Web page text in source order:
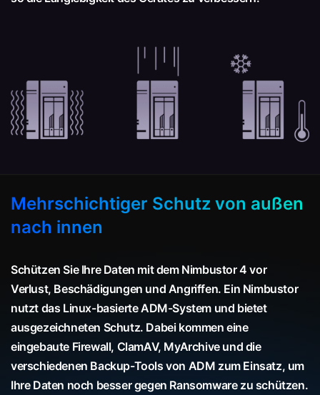
Mehrschichtiger Schutz von außen
nach innen
Schützen Sie Ihre Daten mit dem Nimbustor 4 vor
Verlust, Beschädigungen und Angriffen. Ein Nimbustor
nutzt das Linux-basierte ADM-System und bietet
ausgezeichneten Schutz. Dabei kommen eine
eingebaute Firewall, ClamAV, MyArchive und die
verschiedenen Backup-Tools von ADM zum Einsatz, um
Ihre Daten noch besser gegen Ransomware zu schützen.